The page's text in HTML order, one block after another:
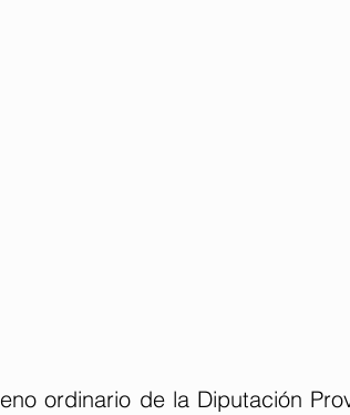
ordinario de la Diputación